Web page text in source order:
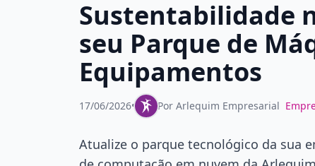
Sustentabilidade
seu Parque de
Equipamentos
17/06/2026• Por Arlequim Empresarial
Atualize o parque tecnológico da sua